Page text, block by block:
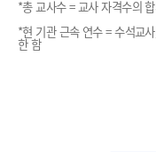
*총 교사수 = 교사 자격수의
*현 기관 근속 연수 = 수석교
한 함